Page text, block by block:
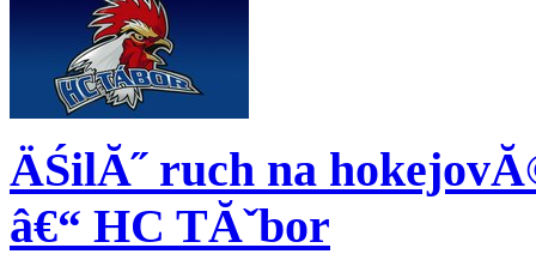
ÄŚilĂ˝ ruch na
â€“ HC TĂˇbor